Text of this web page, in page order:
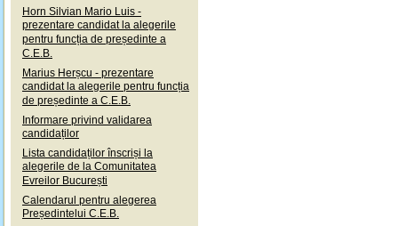
Horn Silvian Mario Luis -
prezentare candidat la alegerile
pentru funcția de președinte a
C.E.B.
Marius Herșcu - prezentare
candidat la alegerile pentru funcția
de președinte a C.E.B.
Informare privind validarea
candidaților
Lista candidaților înscriși la
alegerile de la Comunitatea
Evreilor București
Calendarul pentru alegerea
Președintelui C.E.B.